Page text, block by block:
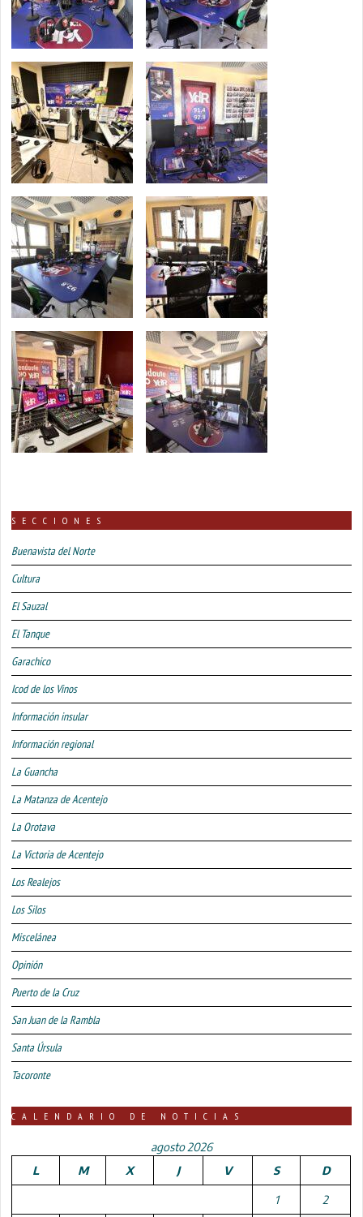
SECCIONES
Buenavista del Norte
Cultura
El Sauzal
El Tanque
Garachico
Icod de los Vinos
Información insular
Información regional
La Guancha
La Matanza de Acentejo
La Orotava
La Victoria de Acentejo
Los Realejos
Los Silos
Miscelánea
Opinión
Puerto de la Cruz
San Juan de la Rambla
Santa Úrsula
Tacoronte
CALENDARIO DE NOTICIAS
agosto 2026
L
M X J V S D
1 2